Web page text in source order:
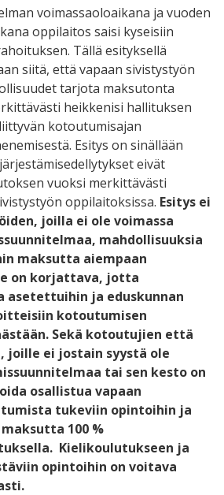
voimassaoloaikana ja vuoden
oppilaitos saisi kyseisiin
Tällä esityksellä
siitä, että vapaan sivistystyön
tarjota maksutonta
heikkenisi hallituksen
kotoutumisajan
Esitys on sinällään
eivät
vuoksi merkittävästi
oppilaitoksissa. Esitys ei
joilla ei ole voimassa
mahdollisuuksia
maksutta aiempaan
on korjattava, jotta
asetettuihin ja eduskunnan
kotoutumisen
Sekä kotoutujien että
joille ei jostain syystä ole
tai sen kesto on
osallistua vapaan
tukeviin opintoihin ja
100 %
Kielikoulutukseen ja
opintoihin on voitava